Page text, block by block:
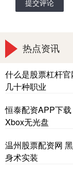
提交评论
热点资讯
什么是股票杠杆
几十种职业
恒泰配资APP下
Xbox无光盘
温州股票配资网
身术实装